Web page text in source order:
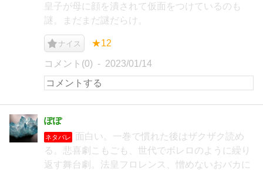
皇子が母に顔を潰されて仮面をつけているのも
謎。まだまだ謎だらけ。
ナイス ★12
コメント(0) 2023/01/14
ぽぽ
ネタバレ
面白い。一巻で慣れた後はザクザク読め
る。悲喜劇こもごも、世代でボレロのように繰り
返す舞台劇。法皇フロレンス、憎めないおバカに